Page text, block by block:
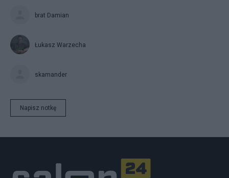
brat Damian
Łukasz Warzecha
skamander
Napisz notkę